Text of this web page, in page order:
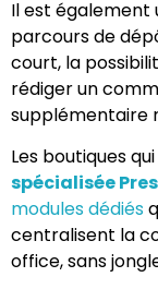
Il est également
parcours de
court, la
rédiger un
supplémentaire
Les boutiques
spécialisée
modules dédiés
centralisent la
office, sans